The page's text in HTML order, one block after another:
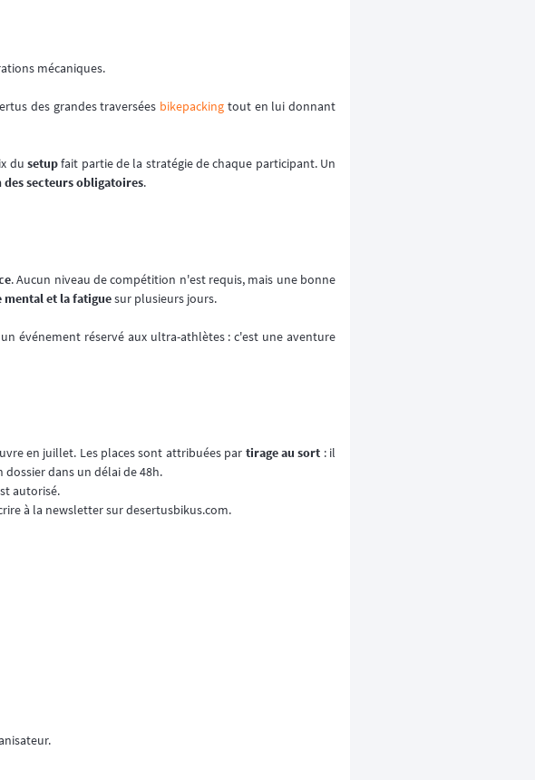
mécaniques.
des grandes traversées bikepacking tout en lui donnant
dusetupfait partie de la stratégie de chaque participant. Un
secteurs obligatoires.
. Aucun niveau de compétition n'est requis, mais une bonne
et la fatiguesur plusieurs jours.
événement réservé aux ultra-athlètes : c'est une aventure
en juillet. Les places sont attribuées par tirage au sort : il
dans un délai de 48h.
autorisé.
à la newsletter sur desertusbikus.com.